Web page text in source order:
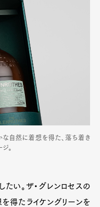
な自然に着想を得た、落ち着き
。
い。ザ・グレンロセスの
得たライケングリーンを